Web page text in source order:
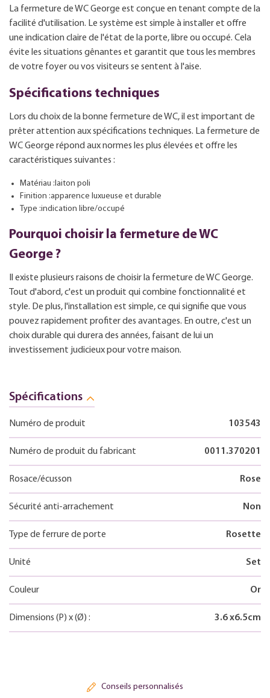
La fermeture de WC George est conçue en tenant compte de la
facilité d'utilisation. Le système est simple à installer et offre
une indication claire de l'état de la porte, libre ou occupé. Cela
évite les situations gênantes et garantit que tous les membres
de votre foyer ou vos visiteurs se sentent à l'aise.
Spécifications techniques
Lors du choix de la bonne fermeture de WC, il est important de
prêter attention aux spécifications techniques. La fermeture de
WC George répond aux normes les plus élevées et offre les
caractéristiques suivantes :
Matériau :laiton poli
Finition :apparence luxueuse et durable
Type :indication libre/occupé
Pourquoi choisir la fermeture de WC
George ?
Il existe plusieurs raisons de choisir la fermeture de WC George.
Tout d'abord, c'est un produit qui combine fonctionnalité et
style. De plus, l'installation est simple, ce qui signifie que vous
pouvez rapidement profiter des avantages. En outre, c'est un
choix durable qui durera des années, faisant de lui un
investissement judicieux pour votre maison.
Spécifications
Numéro de produit 103543
Numéro de produit du fabricant 0011.370201
Rosace/écusson Rose
Sécurité anti-arrachement Non
Type de ferrure de porte Rosette
Unité Set
Couleur Or
Dimensions (P) x(Ø) : 3.6x6.5cm
Conseils personnalisés